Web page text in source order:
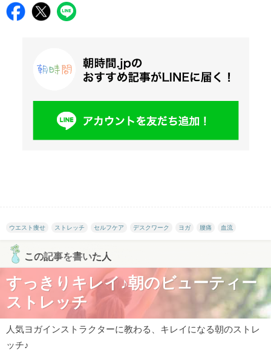
ウエスト痩せ ストレッチ セルフケア デスクワーク ヨガ 腰痛 血流
この記事を書いた人
すっきりキレイ♪朝のビューティー
ストレッチ
人気ヨガインストラクターに教わる、キレイになる朝のストレ
ッチ♪